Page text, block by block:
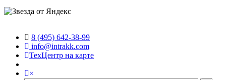
8 (495) 642-38-99
info@intrakk.com
ТехЦентр на карте
×